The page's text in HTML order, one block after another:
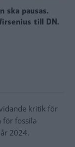
ska pausas.
till DN.
kritik för
för fossila
2024.